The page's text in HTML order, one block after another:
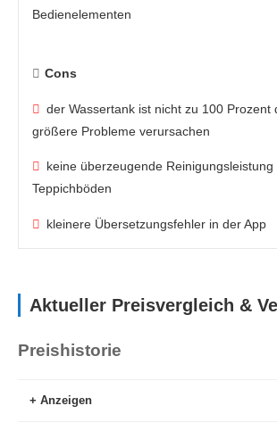
Bedienelementen
Cons
der Wassertank ist nicht zu 100 Prozent
größere Probleme verursachen
keine überzeugende Reinigungsleistung
Teppichböden
kleinere Übersetzungsfehler in der App
Aktueller Preisvergleich &
Preishistorie
Anzeigen